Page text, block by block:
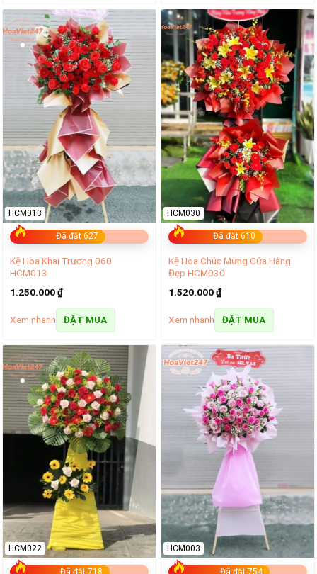
Đã đặt 627
HCM013
Kệ Hoa Khai Trương 060
HCM013
1.250.000₫
Xem nhanh ĐẶT MUA
Đã đặt 610
HCM030
Kệ Hoa Chúc Mừng Cửa Hàng
Đẹp HCM030
1.520.000₫
Xem nhanh ĐẶT MUA
Đã đặt 718
HCM022
Đã đặt 754
HCM003